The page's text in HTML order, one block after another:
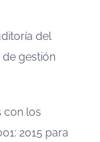
del
de gestión
con los
2015 para